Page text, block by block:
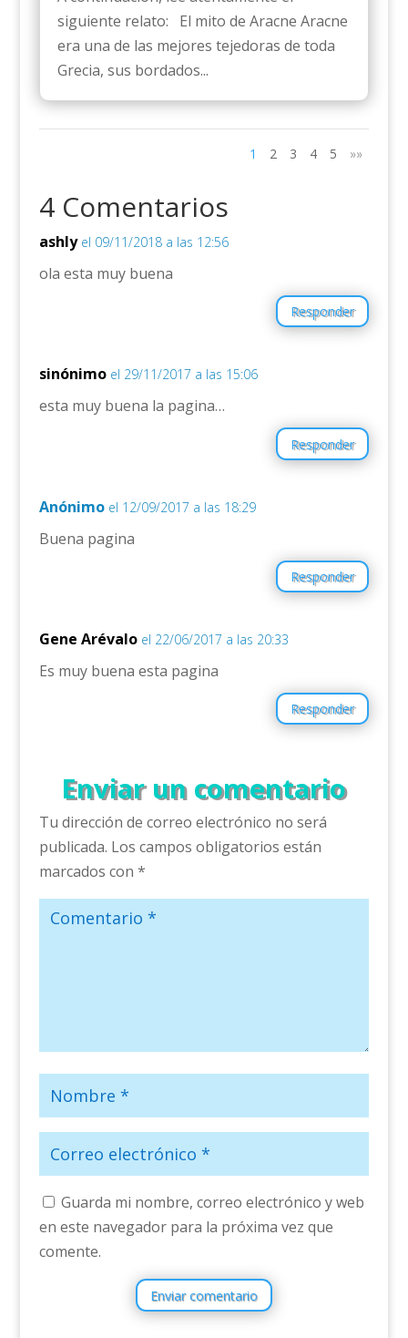
siguiente relato: El mito de Aracne Aracne
era una de las mejores tejedoras de toda
Grecia, sus bordados...
1 2 3 4 5 »»
4 Comentarios
ashly el 09/11/2018 a las 12:56
ola esta muy buena
Responder
sinónimo el 29/11/2017 a las 15:06
esta muy buena la pagina…
Responder
Anónimo el 12/09/2017 a las 18:29
Buena pagina
Responder
Gene Arévalo el 22/06/2017 a las 20:33
Es muy buena esta pagina
Responder
Enviar un comentario
Tu dirección de correo electrónico no será
publicada. Los campos obligatorios están
marcados con *
Guarda mi nombre, correo electrónico y web
en este navegador para la próxima vez que
comente.
Enviar comentario